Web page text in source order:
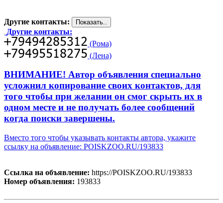
Другие контакты:
Другие контакты:
(Рома)
(Лена)
ВНИМАНИЕ! Автор объявления специально
усложнил копирование своих контактов, для
того чтобы при желании он смог скрыть их в
одном месте и не получать более сообщений
когда поиски завершены.
Вместо того чтобы указывать контакты автора, укажите
ссылку на объявление: POISKZOO.RU/193833
Ссылка на объявление: https://POISKZOO.RU/193833
Номер объявления: 193833